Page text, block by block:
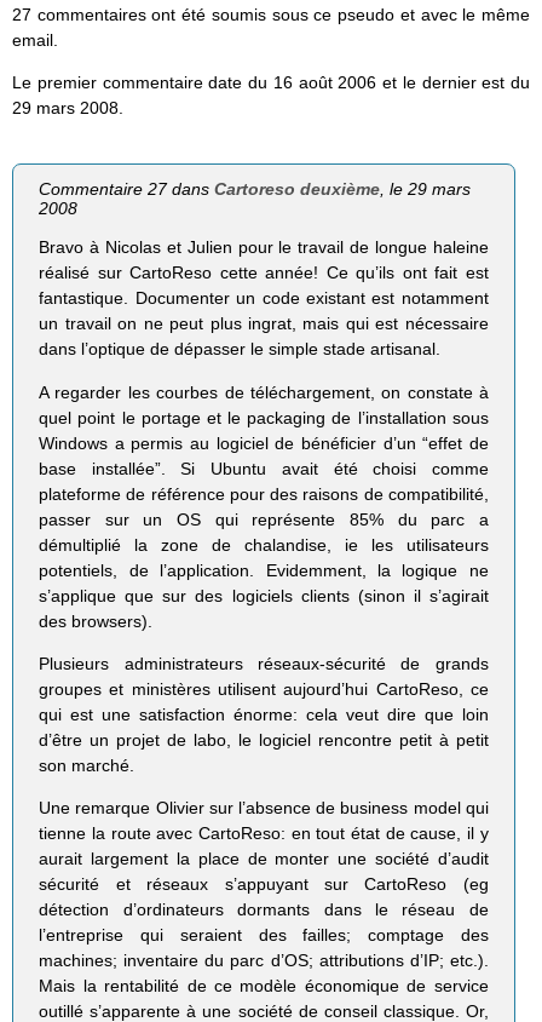
27 commentaires ont été soumis sous ce pseudo et avec le même
email.
Le premier commentaire date du 16 août 2006 et le dernier est du
29 mars 2008.
Commentaire 27 dansCartoreso deuxième, le 29 mars
2008
Bravo à Nicolas et Julien pour le travail de longue haleine
réalisé sur CartoReso cette année! Ce qu’ils ont fait est
fantastique. Documenter un code existant est notamment
un travail on ne peut plus ingrat, mais qui est nécessaire
dans l’optique de dépasser le simple stade artisanal.
A regarder les courbes de téléchargement, on constate à
quel point le portage et le packaging de l’installation sous
Windows a permis au logiciel de bénéficier d’un “effet de
base installée”. Si Ubuntu avait été choisi comme
plateforme de référence pour des raisons de compatibilité,
passer sur un OS qui représente 85% du parc a
démultiplié la zone de chalandise, ie les utilisateurs
potentiels, de l’application. Evidemment, la logique ne
s’applique que sur des logiciels clients (sinon il s’agirait
des browsers).
Plusieurs administrateurs réseaux-sécurité de grands
groupes et ministères utilisent aujourd’hui CartoReso, ce
qui est une satisfaction énorme: cela veut dire que loin
d’être un projet de labo, le logiciel rencontre petit à petit
son marché.
Une remarque Olivier sur l’absence de business model qui
tienne la route avec CartoReso: en tout état de cause, il y
aurait largement la place de monter une société d’audit
sécurité et réseaux s’appuyant sur CartoReso (eg
détection d’ordinateurs dormants dans le réseau de
l’entreprise qui seraient des failles; comptage des
machines; inventaire du parc d’OS; attributions d’IP; etc.).
Mais la rentabilité de ce modèle économique de service
outillé s’apparente à une société de conseil classique. Or,